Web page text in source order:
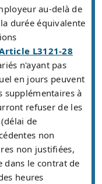
au-delà de
durée équivalente
L3121-28
n'ayant pas
en jours peuvent
supplémentaires à
refuser de les
de
non
non justifiées,
dans le contrat de
heures